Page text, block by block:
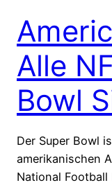
Alle
Bowl
Der Super Bowl
amerikanischen
National Football